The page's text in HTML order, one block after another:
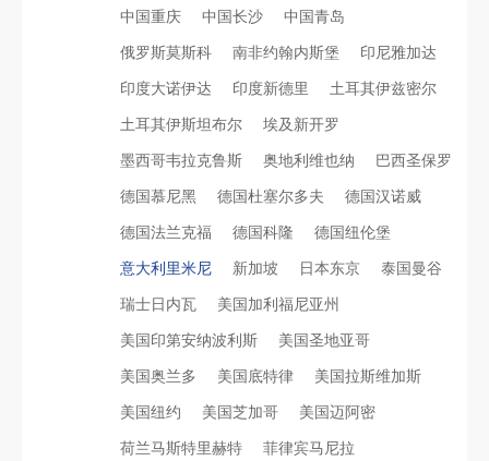
中国重庆 中国长沙 中国青岛
俄罗斯莫斯科 南非约翰内斯堡 印尼雅加达
印度大诺伊达 印度新德里 土耳其伊兹密尔
土耳其伊斯坦布尔 埃及新开罗
墨西哥韦拉克鲁斯 奥地利维也纳 巴西圣保罗
德国慕尼黑 德国杜塞尔多夫 德国汉诺威
德国法兰克福 德国科隆 德国纽伦堡
意大利里米尼 新加坡 日本东京 泰国曼谷
瑞士日内瓦 美国加利福尼亚州
美国印第安纳波利斯 美国圣地亚哥
美国奥兰多 美国底特律 美国拉斯维加斯
美国纽约 美国芝加哥 美国迈阿密
荷兰马斯特里赫特 菲律宾马尼拉